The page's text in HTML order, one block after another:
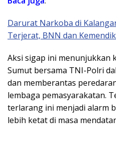
Darurat Narkoba di
Terjerat, BNN dan
Aksi sigap ini menunjukkan
Sumut bersama TNI-Polri
dan memberantas
lembaga pemasyarakatan.
terlarang ini menjadi alarm
lebih ketat di masa